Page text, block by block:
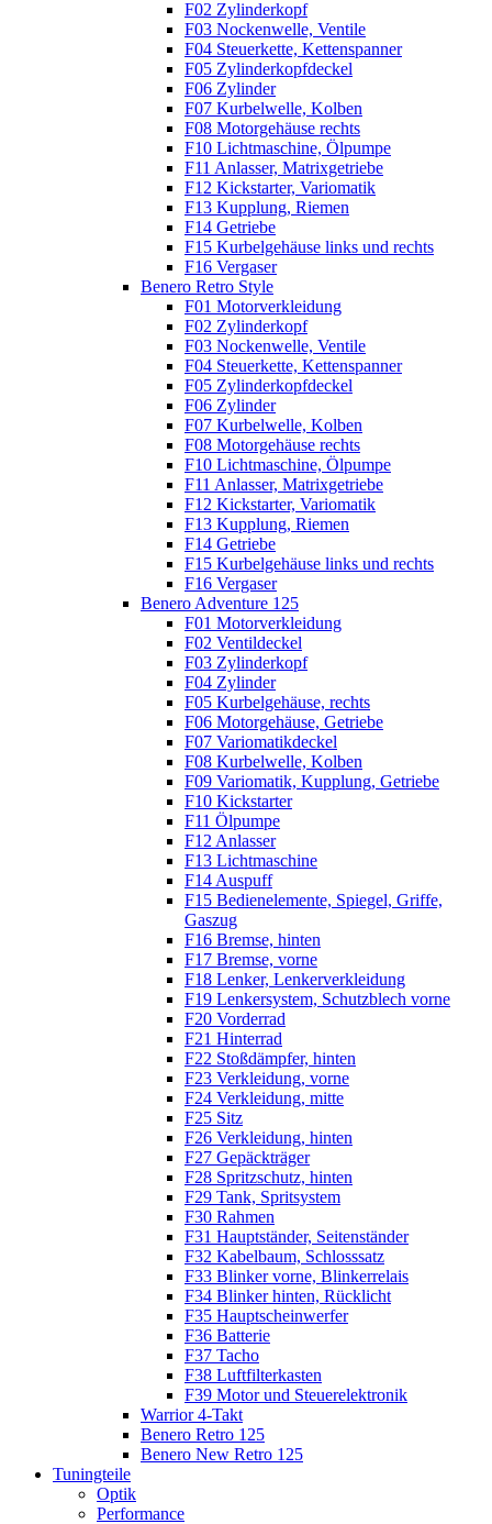
F02 Zylinderkopf
F03 Nockenwelle, Ventile
F04 Steuerkette, Kettenspanner
F05 Zylinderkopfdeckel
F06 Zylinder
F07 Kurbelwelle, Kolben
F08 Motorgehäuse rechts
F10 Lichtmaschine, Ölpumpe
F11 Anlasser, Matrixgetriebe
F12 Kickstarter, Variomatik
F13 Kupplung, Riemen
F14 Getriebe
F15 Kurbelgehäuse links und rechts
F16 Vergaser
Benero Retro Style
F01 Motorverkleidung
F02 Zylinderkopf
F03 Nockenwelle, Ventile
F04 Steuerkette, Kettenspanner
F05 Zylinderkopfdeckel
F06 Zylinder
F07 Kurbelwelle, Kolben
F08 Motorgehäuse rechts
F10 Lichtmaschine, Ölpumpe
F11 Anlasser, Matrixgetriebe
F12 Kickstarter, Variomatik
F13 Kupplung, Riemen
F14 Getriebe
F15 Kurbelgehäuse links und rechts
F16 Vergaser
Benero Adventure 125
F01 Motorverkleidung
F02 Ventildeckel
F03 Zylinderkopf
F04 Zylinder
F05 Kurbelgehäuse, rechts
F06 Motorgehäuse, Getriebe
F07 Variomatikdeckel
F08 Kurbelwelle, Kolben
F09 Variomatik, Kupplung, Getriebe
F10 Kickstarter
F11 Ölpumpe
F12 Anlasser
F13 Lichtmaschine
F14 Auspuff
F15 Bedienelemente, Spiegel, Griffe,
Gaszug
F16 Bremse, hinten
F17 Bremse, vorne
F18 Lenker, Lenkerverkleidung
F19 Lenkersystem, Schutzblech vorne
F20 Vorderrad
F21 Hinterrad
F22 Stoßdämpfer, hinten
F23 Verkleidung, vorne
F24 Verkleidung, mitte
F25 Sitz
F26 Verkleidung, hinten
F27 Gepäckträger
F28 Spritzschutz, hinten
F29 Tank, Spritsystem
F30 Rahmen
F31 Hauptständer, Seitenständer
F32 Kabelbaum, Schlosssatz
F33 Blinker vorne, Blinkerrelais
F34 Blinker hinten, Rücklicht
F35 Hauptscheinwerfer
F36 Batterie
F37 Tacho
F38 Luftfilterkasten
F39 Motor und Steuerelektronik
Warrior 4-Takt
Benero Retro 125
Benero New Retro 125
Tuningteile
Optik
Performance